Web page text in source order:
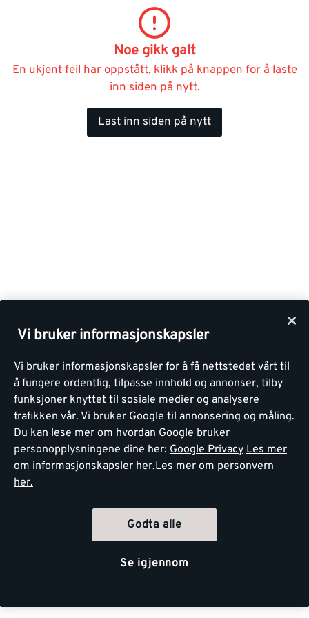
Noe gikk galt
En ukjent feil har oppstått, klikk på knappen for å laste
inn siden på nytt.
Last inn siden på nytt
Vi bruker informasjonskapsler
Vi bruker informasjonskapsler for å få nettstedet vårt til
å fungere ordentlig, tilpasse innhold og annonser, tilby
funksjoner knyttet til sosiale medier og analysere
trafikken vår. Vi bruker Google til annonsering og måling.
Du kan lese mer om hvordan Google bruker
personopplysningene dine her: Google Privacy Les mer
om informasjonskapsler her.Les mer om personvern
her.
Godta alle
Se igjennom